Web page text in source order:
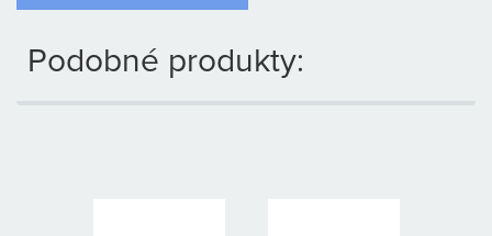
Podobné produkty: